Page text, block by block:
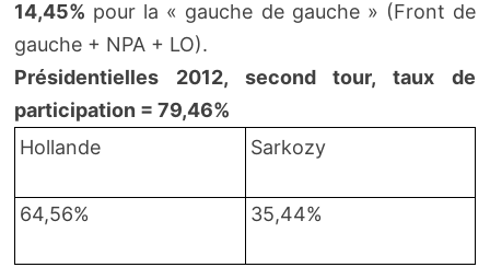
14,45% pour la « gauche de gauche » (Front de
gauche + NPA + LO).
Présidentielles 2012, second tour, taux de
participation = 79,46%
Hollande
Sarkozy
64,56% 35,44%